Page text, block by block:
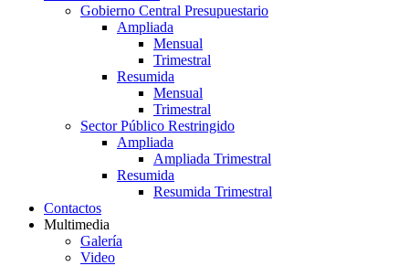
Gobierno Central Presupuestario
Ampliada
Mensual
Trimestral
Resumida
Mensual
Trimestral
Sector Público Restringido
Ampliada
Ampliada Trimestral
Resumida
Resumida Trimestral
Contactos
Multimedia
Galería
Video